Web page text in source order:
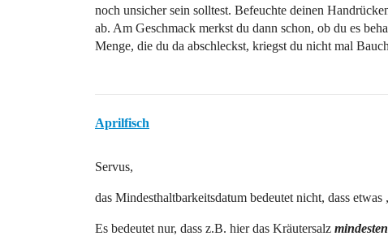
noch unsicher sein solltest. Befeuchte deinen
ab. Am Geschmack merkst du dann schon, ob du es
Menge, die du da abschleckst, kriegst du nicht mal
Aprilfisch
Servus,
das Mindesthaltbarkeitsdatum bedeutet nicht, dass etwas
Es bedeutet nur, dass z.B. hier das Kräutersalz